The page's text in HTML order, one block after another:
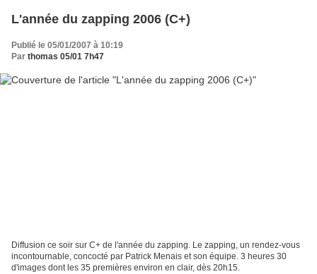
L'année du zapping 2006 (C+)
Publié le 05/01/2007 à 10:19
Par thomas 05/01 7h47
Diffusion ce soir sur C+ de l'année du zapping. Le zapping, un rendez-vous
incontournable, concocté par Patrick Menais et son équipe. 3 heures 30
d'images dont les 35 premières environ en clair, dès 20h15.